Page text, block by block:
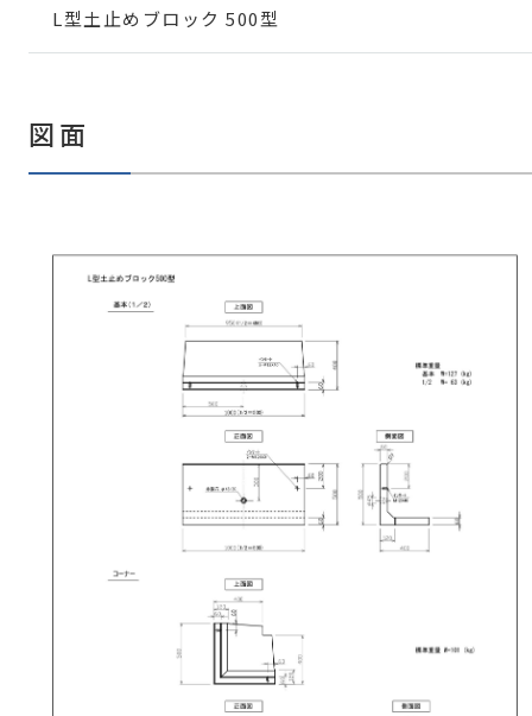
L型土止めブロック 500型
図面